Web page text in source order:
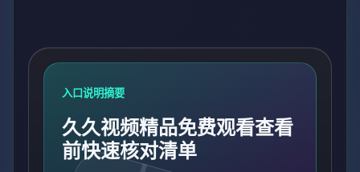
入口说明摘要
久久视频精品免费观看查看
前快速核对清单